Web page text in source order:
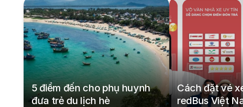
5 điểm đến cho phụ huynh
đưa trẻ du lịch hè
Cách đặt vé
redBus Việt